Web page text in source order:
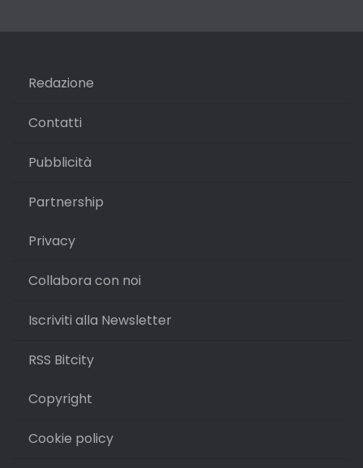
Redazione
Contatti
Pubblicità
Partnership
Privacy
Collabora con noi
Iscriviti alla Newsletter
RSS Bitcity
Copyright
Cookie policy